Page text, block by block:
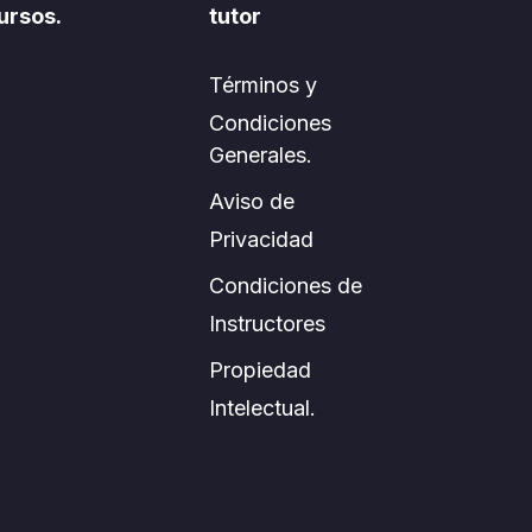
tutor
Términos y
Condiciones
Generales.
Aviso de
Privacidad
Condiciones de
Instructores
Propiedad
Intelectual.